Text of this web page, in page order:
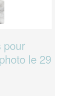
pour
le 29